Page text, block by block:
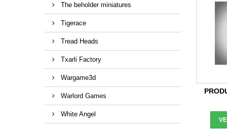
The beholder miniatures
Tigerace
Tread Heads
Txarli Factory
Wargame3d
Warlord Games
White Angel